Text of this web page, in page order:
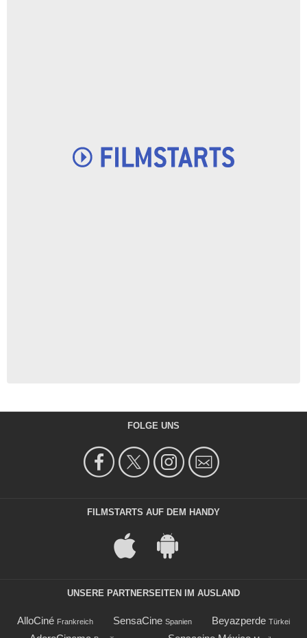
FOLGE UNS
FILMSTARTS AUF DEM HANDY
UNSERE PARTNERSEITEN IM AUSLAND
AlloCiné Frankreich SensaCine Spanien Beyazperde Türkei